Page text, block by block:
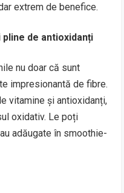
extrem de benefice.
de antioxidanți
nu doar că sunt
impresionantă de fibre.
vitamine și antioxidanți,
oxidativ. Le poți
adăugate în smoothie-